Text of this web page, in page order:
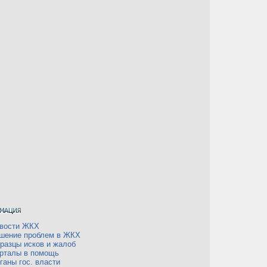
ЖКХ
проблем в ЖКХ
исков и жалоб
в помощь
гос. власти